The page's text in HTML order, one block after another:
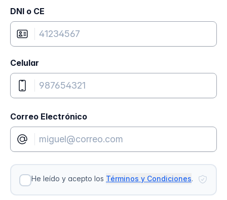
DNI o CE
Celular
Correo Electrónico
He leído y acepto los Términos y Condiciones.